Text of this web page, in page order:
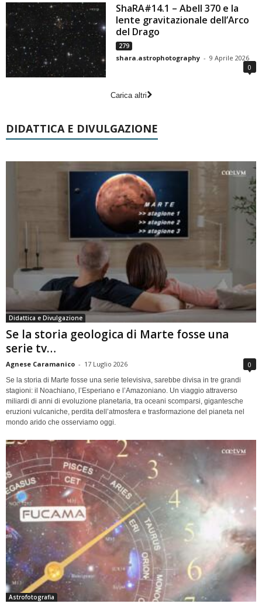
ShaRA#14.1 – Abell 370 e la
lente gravitazionale dell’Arco
del Drago
279
shara.astrophotography - 9 Aprile 2026
0
Carica altri
DIDATTICA E DIVULGAZIONE
Didattica e Divulgazione
Se la storia geologica di Marte fosse una
serie tv…
Agnese Caramanico - 17 Luglio 2026 0
Se la storia di Marte fosse una serie televisiva, sarebbe divisa in tre grandi
stagioni: il Noachiano, l’Esperiano e l’Amazoniano. Un viaggio attraverso
miliardi di anni di evoluzione planetaria, tra oceani scomparsi, gigantesche
eruzioni vulcaniche, perdita dell’atmosfera e trasformazione del pianeta nel
mondo arido che osserviamo oggi.
Astrofotografia